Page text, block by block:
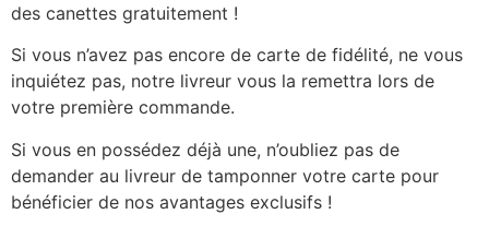
des canettes gratuitement !
Si vous n’avez pas encore de carte de fidélité, ne vous
inquiétez pas, notre livreur vous la remettra lors de
votre première commande.
Si vous en possédez déjà une, n’oubliez pas de
demander au livreur de tamponner votre carte pour
bénéficier de nos avantages exclusifs !